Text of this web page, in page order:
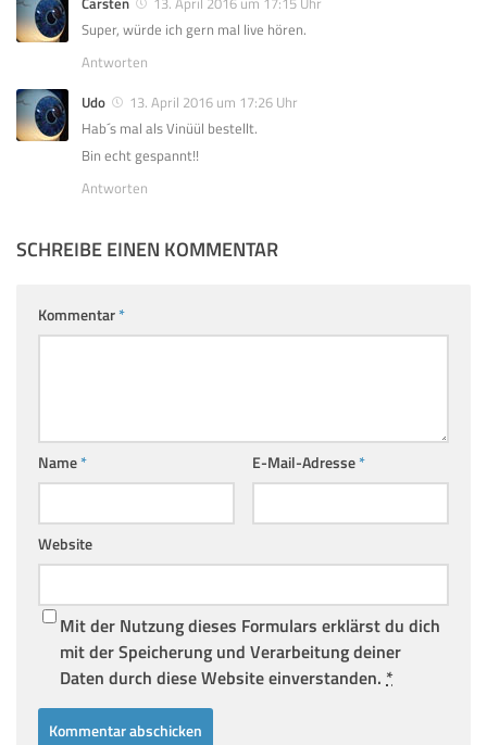
Super, würde ich gern mal live hören.
Antworten
Udo
13. April 2016 um 17:26 Uhr
Hab´s mal als Vinüül bestellt.
Bin echt gespannt!!
Antworten
SCHREIBE EINEN KOMMENTAR
Kommentar*
Name* E-Mail-Adresse*
Website
Mit der Nutzung dieses Formulars erklärst du dich
mit der Speicherung und Verarbeitung deiner
Daten durch diese Website einverstanden. *